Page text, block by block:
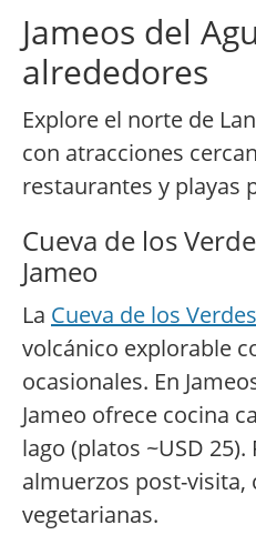
Jameos del
alrededores
Explore el norte de
con atracciones
restaurantes y playas
Cueva de los
Jameo
La Cueva de los Verdes
volcánico explorable
ocasionales. En
Jameo ofrece cocina
lago (platos ~USD
almuerzos post-visita,
vegetarianas.